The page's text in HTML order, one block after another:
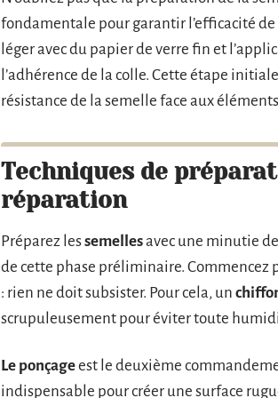
fondamentale pour garantir l’efficacité
léger avec du papier de verre fin et
l’adhérence de la colle. Cette étape
résistance de la semelle face aux
Techniques de
réparation
Préparez lessemellesavec une minutie
de cette phase préliminaire. Commencez
: rien ne doit subsister. Pour cela, un
scrupuleusement pour éviter toute
Le ponçageest le deuxième
indispensable pour créer une surface